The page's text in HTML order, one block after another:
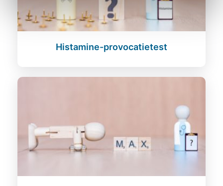
Histamine-provocatietest